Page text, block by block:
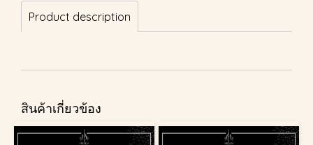
Product description
สินค้าเกี่ยวข้อง